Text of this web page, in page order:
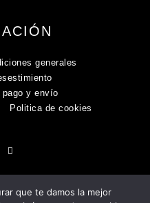
generales
pago y envío
Politica de cookies
que te damos la mejor